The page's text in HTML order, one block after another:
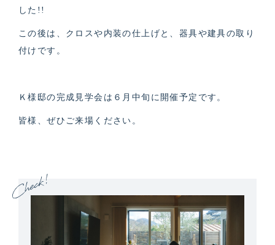
した!!
この後は、クロスや内装の仕上げと、器具や建具の取り
付けです。
Ｋ様邸の完成見学会は６月中旬に開催予定です。
皆様、ぜひご来場ください。